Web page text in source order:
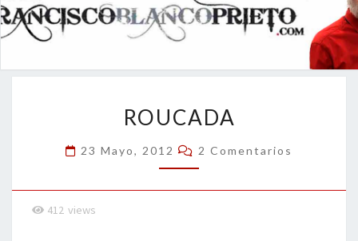
DE
BREVE
RECORRIDO
VITAL Y
ACTUALIDAD
ROUCADA
23 Mayo, 2012 Comentarios
2 Comentarios
412 views